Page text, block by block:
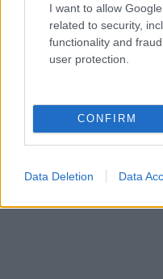
I want to allow
related to security,
functionality and
user protection.
CONFIRM
Data Deletion Data
gli 11mila licenziati.
Ma se non importa
Leopoldo Gasbarro,